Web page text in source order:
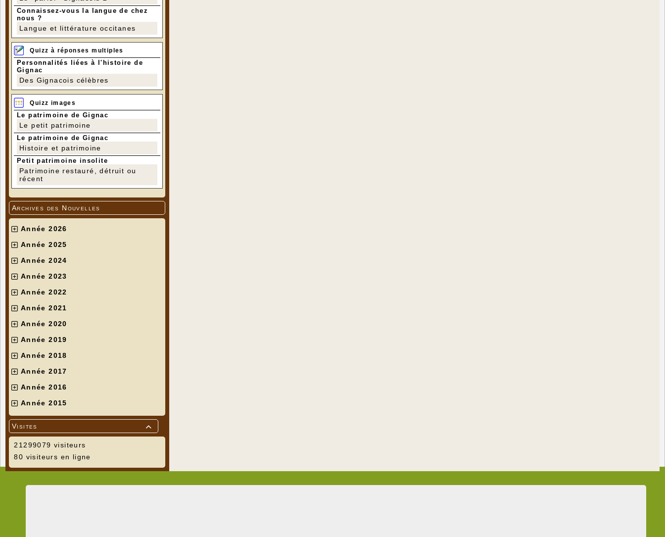
Connaissez-vous la langue de chez
nous ?
Langue et littérature occitanes
Quizz à réponses multiples
Personnalités liées à l'histoire de
Gignac
Des Gignacois célèbres
Quizz images
Le patrimoine de Gignac
Le petit patrimoine
Le patrimoine de Gignac
Histoire et patrimoine
Petit patrimoine insolite
Patrimoine restauré, détruit ou
récent
Archives des Nouvelles
Année 2026
Année 2025
Année 2024
Année 2023
Année 2022
Année 2021
Année 2020
Année 2019
Année 2018
Année 2017
Année 2016
Année 2015

Visites
21299079 visiteurs
80 visiteurs en ligne